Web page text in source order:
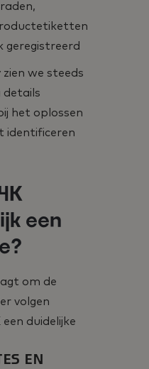
geregistreerd
zien we steeds
details
het oplossen
identificeren
een
om de
volgen
duidelijke
EN